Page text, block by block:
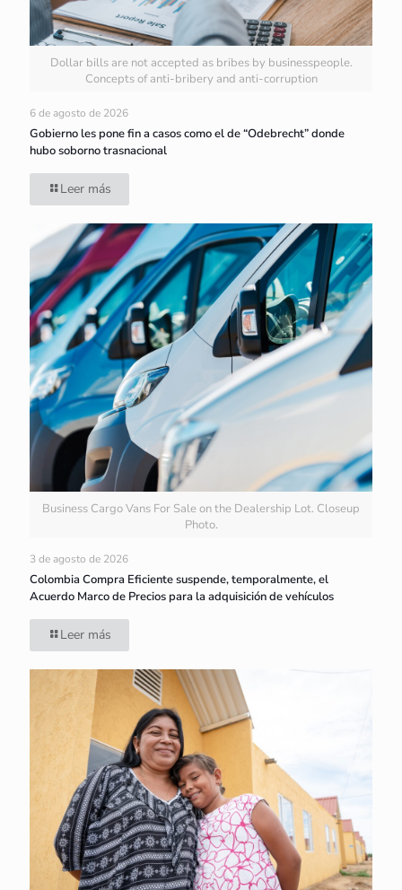
Dollar bills are not accepted as bribes by businesspeople.
Concepts of anti-bribery and anti-corruption
6 de agosto de 2026
Gobierno les pone fin a casos como el de “Odebrecht” donde
hubo soborno trasnacional
Leer más
Business Cargo Vans For Sale on the Dealership Lot. Closeup
Photo.
3 de agosto de 2026
Colombia Compra Eficiente suspende, temporalmente, el
Acuerdo Marco de Precios para la adquisición de vehículos
Leer más